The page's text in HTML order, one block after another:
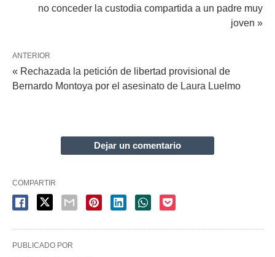
no conceder la custodia compartida a un padre muy
joven »
ANTERIOR
« Rechazada la petición de libertad provisional de
Bernardo Montoya por el asesinato de Laura Luelmo
Dejar un comentario
COMPARTIR
PUBLICADO POR